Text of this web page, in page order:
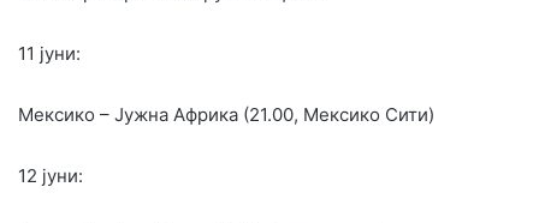
11 јуни:
Мексико – Јужна Африка (21.00, Мексико Сити)
12 јуни: